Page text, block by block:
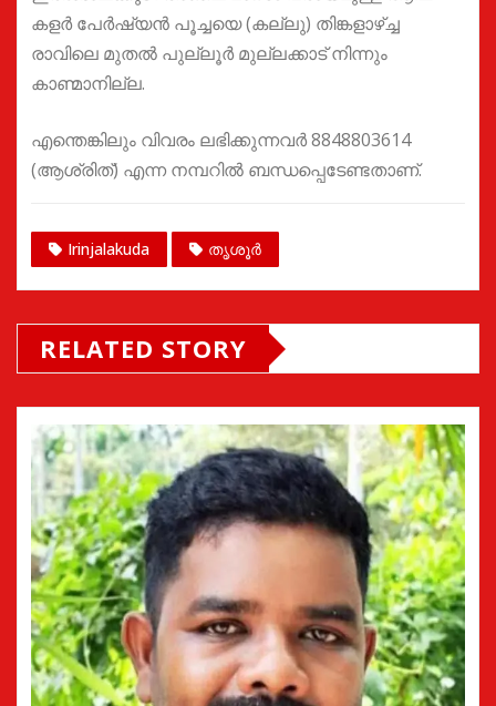
കളർ പേർഷ്യൻ പൂച്ചയെ (കല്ലു) തിങ്കളാഴ്ച്ച
രാവിലെ മുതൽ പുല്ലൂർ മുല്ലക്കാട് നിന്നും
കാണ്മാനില്ല.
എന്തെങ്കിലും വിവരം ലഭിക്കുന്നവർ 8848803614
(ആശ്രിത്) എന്ന നമ്പറിൽ ബന്ധപ്പെടേണ്ടതാണ്.
Irinjalakuda തൃശൂർ
RELATED STORY